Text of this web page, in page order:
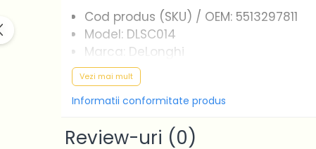
Scaune auto copii
GRUPA 0+1 2 3/ 0-36 kg / 0-12 ani
Cuburi si caramizi
Seturi de constructie
Imprimante
Cod produs (SKU) / OEM: 5513297811
Model: DLSC014
Marca: DeLonghi
Capacitate: 350 ml
Material: plastic
Culoare: transparent
Functie de autocuratare
Vezi mai mult
Informatii conformitate produs
Review-uri (0)